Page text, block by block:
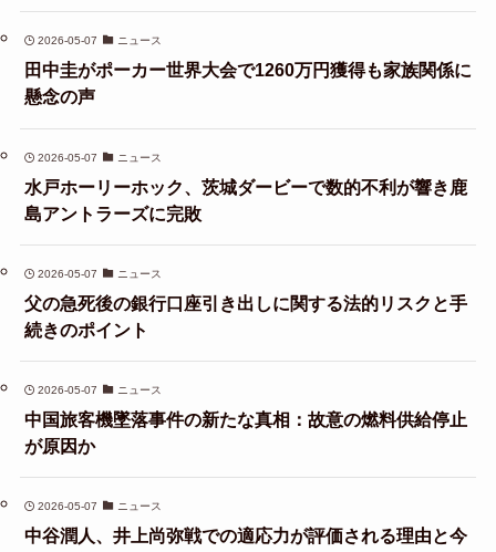
2026-05-07 ニュース
田中圭がポーカー世界大会で1260万円獲得も家族関係に
懸念の声
2026-05-07 ニュース
水戸ホーリーホック、茨城ダービーで数的不利が響き鹿
島アントラーズに完敗
2026-05-07 ニュース
父の急死後の銀行口座引き出しに関する法的リスクと手
続きのポイント
2026-05-07 ニュース
中国旅客機墜落事件の新たな真相：故意の燃料供給停止
が原因か
2026-05-07 ニュース
中谷潤人、井上尚弥戦での適応力が評価される理由と今